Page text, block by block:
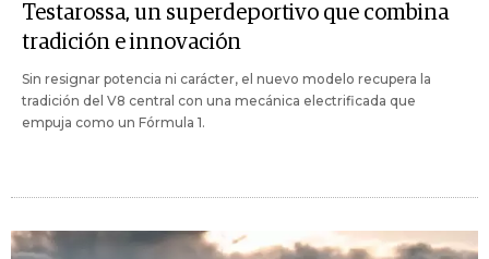
Testarossa, un superdeportivo que combina
tradición e innovación
Sin resignar potencia ni carácter, el nuevo modelo recupera la
tradición del V8 central con una mecánica electrificada que
empuja como un Fórmula 1.